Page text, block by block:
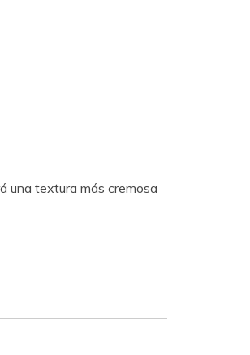
una textura más cremosa